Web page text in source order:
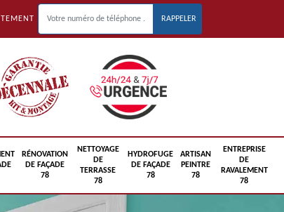
RÉNOVATION
DE FAÇADE
78
NETTOYAGE
DE
TERRASSE
78
HYDROFUGE
DE FAÇADE
78
ARTISAN
PEINTRE
78
ENTREPRISE
DE
RAVALEMENT
78